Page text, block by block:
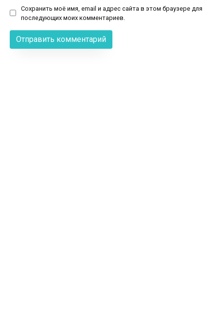
Сохранить моё имя, email и адрес сайта в этом браузере для
последующих моих комментариев.